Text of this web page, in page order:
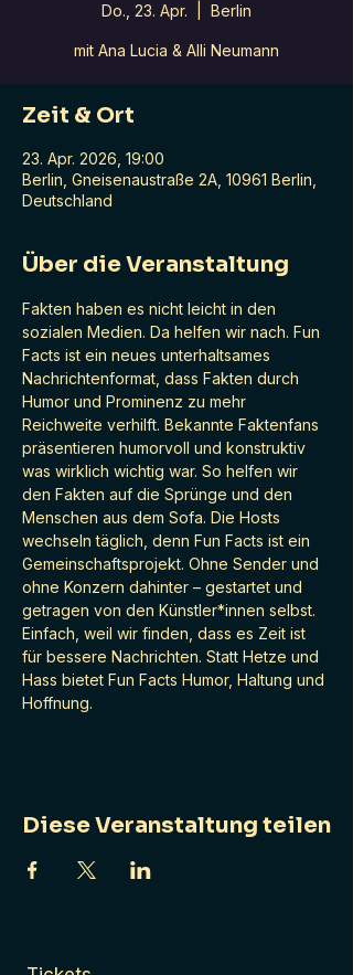
Do., 23. Apr. Berlin
mit Ana Lucia & Alli Neumann
Zeit & Ort
23. Apr. 2026, 19:00
Berlin, Gneisenaustraße 2A, 10961 Berlin,
Deutschland
Über die Veranstaltung
Fakten haben es nicht leicht in den
sozialen Medien. Da helfen wir nach. Fun
Facts ist ein neues unterhaltsames
Nachrichtenformat, dass Fakten durch
Humor und Prominenz zu mehr
Reichweite verhilft. Bekannte Faktenfans
präsentieren humorvoll und konstruktiv
was wirklich wichtig war. So helfen wir
den Fakten auf die Sprünge und den
Menschen aus dem Sofa. Die Hosts
wechseln täglich, denn Fun Facts ist ein
Gemeinschaftsprojekt. Ohne Sender und
ohne Konzern dahinter – gestartet und
getragen von den Künstler*innen selbst.
Einfach, weil wir finden, dass es Zeit ist
für bessere Nachrichten. Statt Hetze und
Hass bietet Fun Facts Humor, Haltung und
Hoffnung.
Diese Veranstaltung teilen